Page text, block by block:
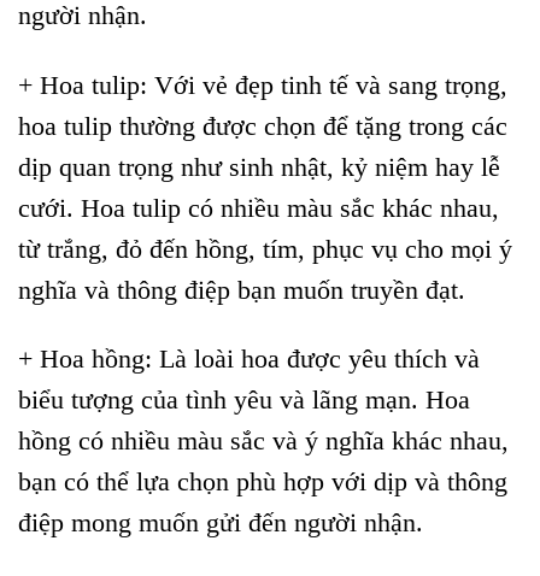
người nhận.
+ Hoa tulip: Với vẻ đẹp tinh tế và sang trọng,
hoa tulip thường được chọn để tặng trong các
dịp quan trọng như sinh nhật, kỷ niệm hay lễ
cưới. Hoa tulip có nhiều màu sắc khác nhau,
từ trắng, đỏ đến hồng, tím, phục vụ cho mọi ý
nghĩa và thông điệp bạn muốn truyền đạt.
+ Hoa hồng: Là loài hoa được yêu thích và
biểu tượng của tình yêu và lãng mạn. Hoa
hồng có nhiều màu sắc và ý nghĩa khác nhau,
bạn có thể lựa chọn phù hợp với dịp và thông
điệp mong muốn gửi đến người nhận.